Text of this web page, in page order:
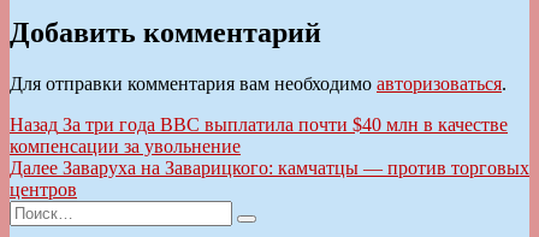
Добавить комментарий
Для отправки комментария вам необходимо авторизоваться.
Навигация
по
записям
Назад Предыдущая
запись:
За три года BBC выплатила почти $40 млн в качестве
компенсации за увольнение
Далее Следующая
запись:
Заваруха на Заварицкого: камчатцы — против торговых
центров
Искать:
Поиск